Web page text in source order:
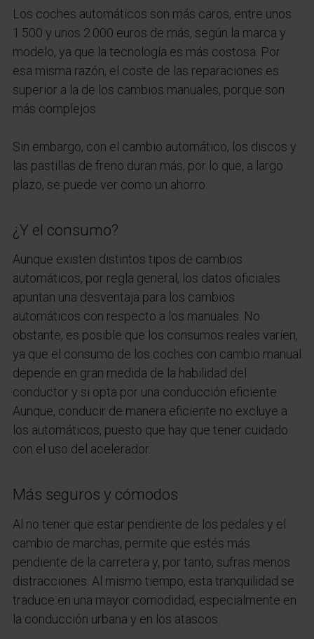
Los coches automáticos son más caros, entre unos
1.500 y unos 2.000 euros de más, según la marca y
modelo, ya que la tecnología es más costosa. Por
esa misma razón, el coste de las reparaciones es
superior a la de los cambios manuales, porque son
más complejos.
Sin embargo, con el cambio automático, los discos y
las pastillas de freno duran más, por lo que, a largo
plazo, se puede ver como un ahorro.
¿Y el consumo?
Aunque existen distintos tipos de cambios
automáticos, por regla general, los datos oficiales
apuntan una desventaja para los cambios
automáticos con respecto a los manuales. No
obstante, es posible que los consumos reales varíen,
ya que el consumo de los coches con cambio manual
depende en gran medida de la habilidad del
conductor y si opta por una conducción eficiente.
Aunque, conducir de manera eficiente no excluye a
los automáticos, puesto que hay que tener cuidado
con el uso del acelerador.
Más seguros y cómodos
Al no tener que estar pendiente de los pedales y el
cambio de marchas, permite que estés más
pendiente de la carretera y, por tanto, sufras menos
distracciones. Al mismo tiempo, esta tranquilidad se
traduce en una mayor comodidad, especialmente en
la conducción urbana y en los atascos.